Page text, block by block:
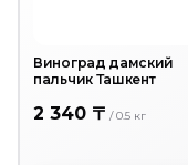
Виноград дамский
пальчик Ташкент
2 340 〒 /0.5 кг